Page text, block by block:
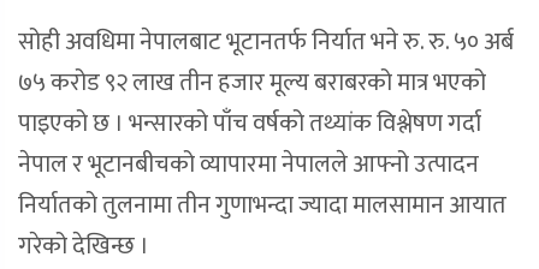
सोही अवधिमा नेपालबाट भूटानतर्फ निर्यात भने रु. रु. ५० अर्ब
७५ करोड ९२ लाख तीन हजार मूल्य बराबरको मात्र भएको
पाइएको छ । भन्सारको पाँच वर्षको तथ्यांक विश्लेषण गर्दा
नेपाल र भूटानबीचको व्यापारमा नेपालले आफ्नो उत्पादन
निर्यातको तुलनामा तीन गुणाभन्दा ज्यादा मालसामान आयात
गरेको देखिन्छ ।